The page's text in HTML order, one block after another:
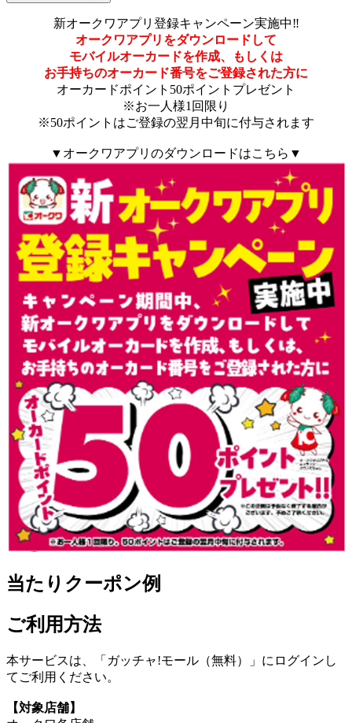
新オークワアプリ登録キャンペーン実施中‼
オークワアプリをダウンロードして
モバイルオーカードを作成、もしくは
お手持ちのオーカード番号をご登録された方に
オーカードポイント50ポイントプレゼント
※お一人様1回限り
※50ポイントはご登録の翌月中旬に付与されます
▼オークワアプリのダウンロードはこちら▼
当たりクーポン例
ご利用方法
本サービスは、「ガッチャ!モール（無料）」にログインし
てご利用ください。
【対象店舗】